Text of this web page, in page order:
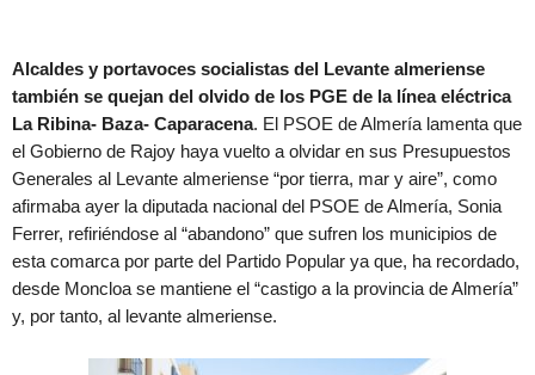
Alcaldes y portavoces socialistas del Levante almeriense
también se quejan del olvido de los PGE de la línea eléctrica
La Ribina- Baza- Caparacena. El PSOE de Almería lamenta que
el Gobierno de Rajoy haya vuelto a olvidar en sus Presupuestos
Generales al Levante almeriense “por tierra, mar y aire”, como
afirmaba ayer la diputada nacional del PSOE de Almería, Sonia
Ferrer, refiriéndose al “abandono” que sufren los municipios de
esta comarca por parte del Partido Popular ya que, ha recordado,
desde Moncloa se mantiene el “castigo a la provincia de Almería”
y, por tanto, al levante almeriense.